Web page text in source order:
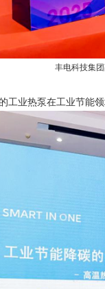
丰电科技集
工业热泵在工业节能领